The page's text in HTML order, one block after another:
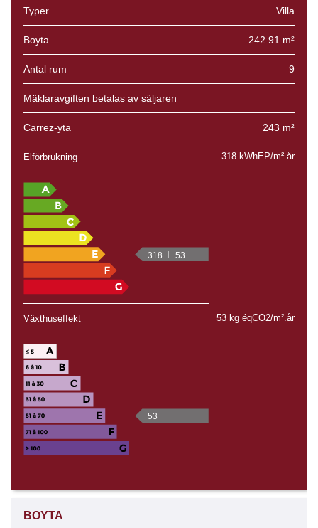
Typer Villa
Boyta 242.91 m²
Antal rum 9
Mäklaravgiften betalas av säljaren
Carrez-yta 243 m²
Elförbrukning 318 kWhEP/m².år
318 53
Växthuseffekt 53 kg éqCO2/m².år
53
BOYTA